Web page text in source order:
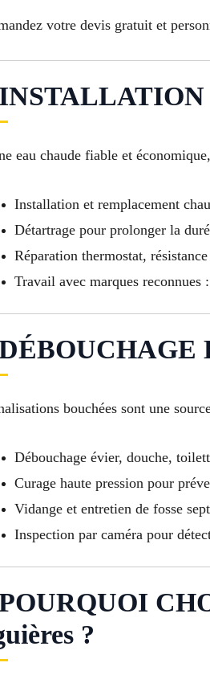
votre devis gratuit et
INSTALLATION
eau chaude fiable et
Installation et remplacement
Détartrage pour prolonger la
Réparation thermostat,
Travail avec marques
bouchées sont une
Débouchage évier, douche,
Curage haute pression pour
Vidange et entretien de fosse
Inspection par caméra pour
?